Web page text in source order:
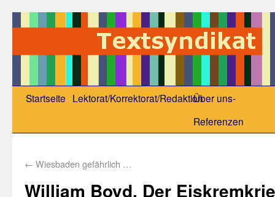
Startseite Lektorat/Korrektorat/RedaktionÜber uns-
Referenzen
← Wiesbaden gefährlich …
William Boyd, Der